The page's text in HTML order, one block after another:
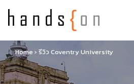
Home › รีวิว Coventry University